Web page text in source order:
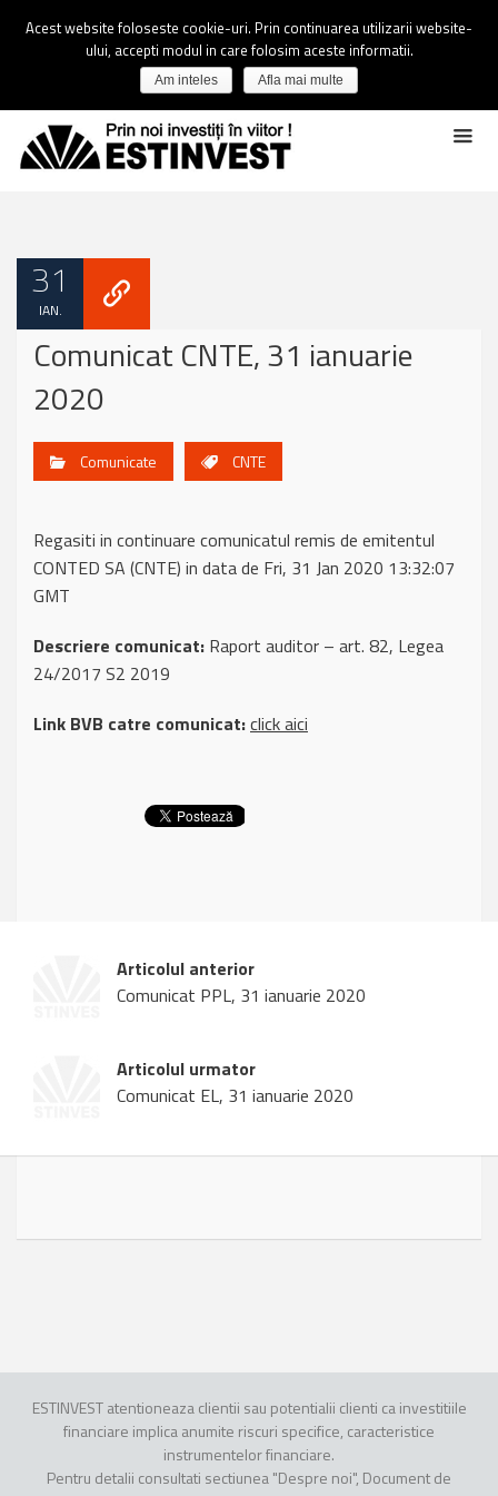
31
IAN.
Comunicat CNTE, 31 ianuarie
2020
Comunicate CNTE
Regasiti in continuare comunicatul remis de emitentul
CONTED SA (CNTE) in data de Fri, 31 Jan 2020 13:32:07
GMT
Descriere comunicat: Raport auditor – art. 82, Legea
24/2017 S2 2019
Link BVB catre comunicat:click aici
Articolul anterior
Comunicat PPL, 31 ianuarie 2020
Articolul urmator
Comunicat EL, 31 ianuarie 2020
ESTINVEST atentioneaza clientii sau potentialii clienti ca investitiile
financiare implica anumite riscuri specifice, caracteristice
instrumentelor financiare.
Pentru detalii consultati sectiunea "Despre noi", Document de
Acest website foloseste cookie-uri. Prin continuarea utilizarii website-
ului, accepti modul in care folosim aceste informatii.
Am inteles Afla mai multe